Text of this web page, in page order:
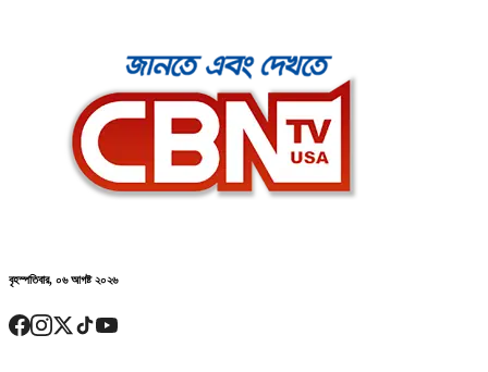
বৃহস্পতিবার, ০৬ আগষ্ট ২০২৬